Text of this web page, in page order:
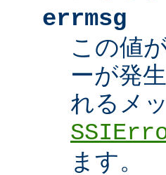
errmsg
この値
ーが発
れるメ
ます。